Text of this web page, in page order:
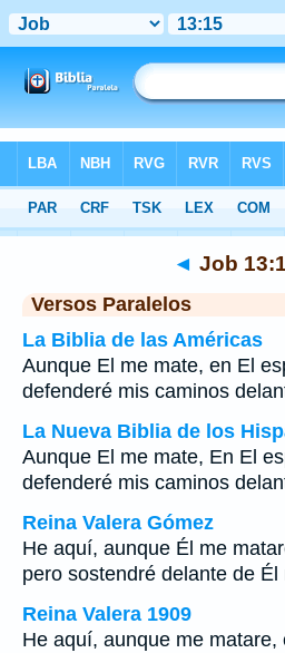
>Job> Capítulo 13 > Verso 15
◄ Job
Versos Paralelos
La Biblia de las Américas
Aunque El me mate, en El
defenderé mis caminos
La Nueva Biblia de los
Aunque El me mate, En El
defenderé mis caminos
Reina Valera Gómez
He aquí, aunque Él me
pero sostendré delante de Él
Reina Valera 1909
He aquí, aunque me matare,